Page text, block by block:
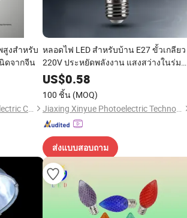
สูงสำหรับ
ดจากจีน
Suzhou Zhongyifeng Photoelectric Co., Ltd.
หลอดไฟ LED สำหรับบ้าน E27 ขั้วเกลียว
220V ประหยัดพลังงาน แสงสว่างในร่ม
ปกป้องสายตา ปราศจากการกระพริบ
แหล่งแสงสีเหลืองอุ่นและขาว
US$0.58
100 ชิ้น (MOQ)
Jiaxing Xinyue Photoelectric Technology Co., Ltd.
ส่งแบบสอบถาม